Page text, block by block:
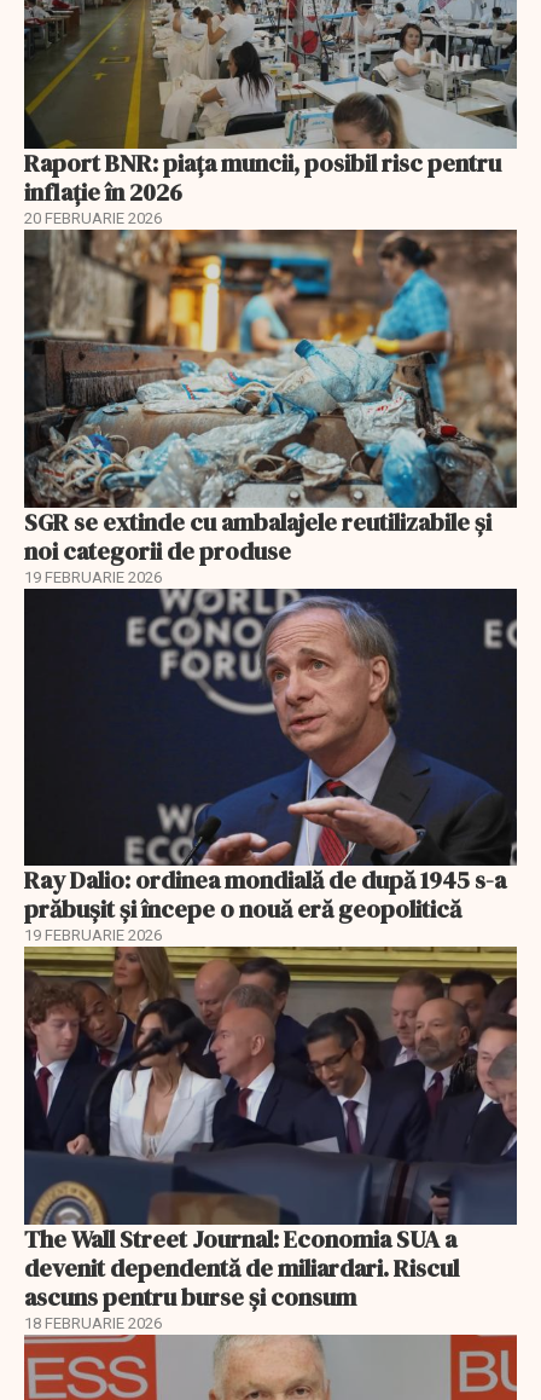
Raport BNR: piața muncii, posibil risc pentru
inflație în 2026
20 FEBRUARIE 2026
SGR se extinde cu ambalajele reutilizabile și
noi categorii de produse
19 FEBRUARIE 2026
Ray Dalio: ordinea mondială de după 1945 s-a
prăbușit și începe o nouă eră geopolitică
19 FEBRUARIE 2026
The Wall Street Journal: Economia SUA a
devenit dependentă de miliardari. Riscul
ascuns pentru burse și consum
18 FEBRUARIE 2026
EXCLUSIV